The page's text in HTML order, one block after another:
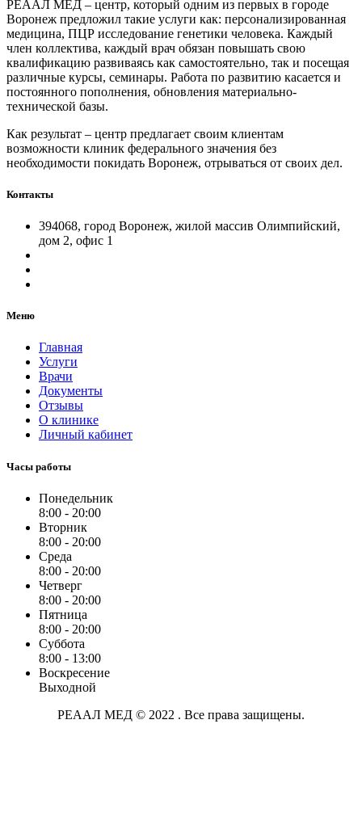
РЕААЛ МЕД – центр, который одним из первых в городе
Воронеж предложил такие услуги как: персонализированная
медицина, ПЦР исследование генетики человека. Каждый
член коллектива, каждый врач обязан повышать свою
квалификацию развиваясь как самостоятельно, так и посещая
различные курсы, семинары. Работа по развитию касается и
постоянного пополнения, обновления материально-
технической базы.
Как результат – центр предлагает своим клиентам
возможности клиник федерального значения без
необходимости покидать Воронеж, отрываться от своих дел.
Контакты
394068, город Воронеж, жилой массив Олимпийский,
дом 2, офис 1
Меню
Главная
Услуги
Врачи
Документы
Отзывы
О клинике
Личный кабинет
Часы работы
Понедельник
8:00 - 20:00
Вторник
8:00 - 20:00
Среда
8:00 - 20:00
Четверг
8:00 - 20:00
Пятница
8:00 - 20:00
Суббота
8:00 - 13:00
Воскресение
Выходной
РЕААЛ МЕД © 2022 . Все права защищены.